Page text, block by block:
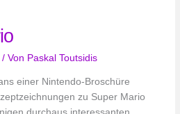
/ Von Paskal Toutsidis
einer Nintendo-Broschüre
zu Super Mario